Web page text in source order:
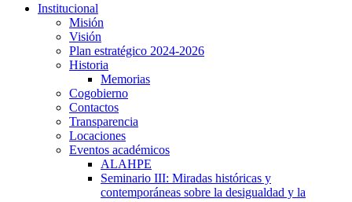
Institucional
Misión
Visión
Plan estratégico 2024-2026
Historia
Memorias
Cogobierno
Contactos
Transparencia
Locaciones
Eventos académicos
ALAHPE
Seminario III: Miradas históricas y
contemporáneas sobre la desigualdad y la